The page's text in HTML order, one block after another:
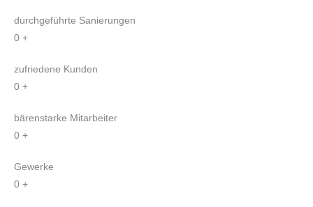
durchgeführte Sanierungen
0 +
zufriedene Kunden
0 +
bärenstarke Mitarbeiter
0 +
Gewerke
0 +